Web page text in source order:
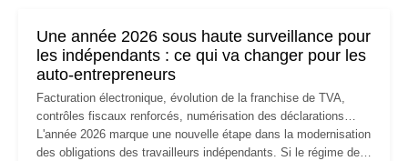
Une année 2026 sous haute surveillance pour
les indépendants : ce qui va changer pour les
auto-entrepreneurs
Facturation électronique, évolution de la franchise de TVA,
contrôles fiscaux renforcés, numérisation des déclarations…
L'année 2026 marque une nouvelle étape dans la modernisation
des obligations des travailleurs indépendants. Si le régime de